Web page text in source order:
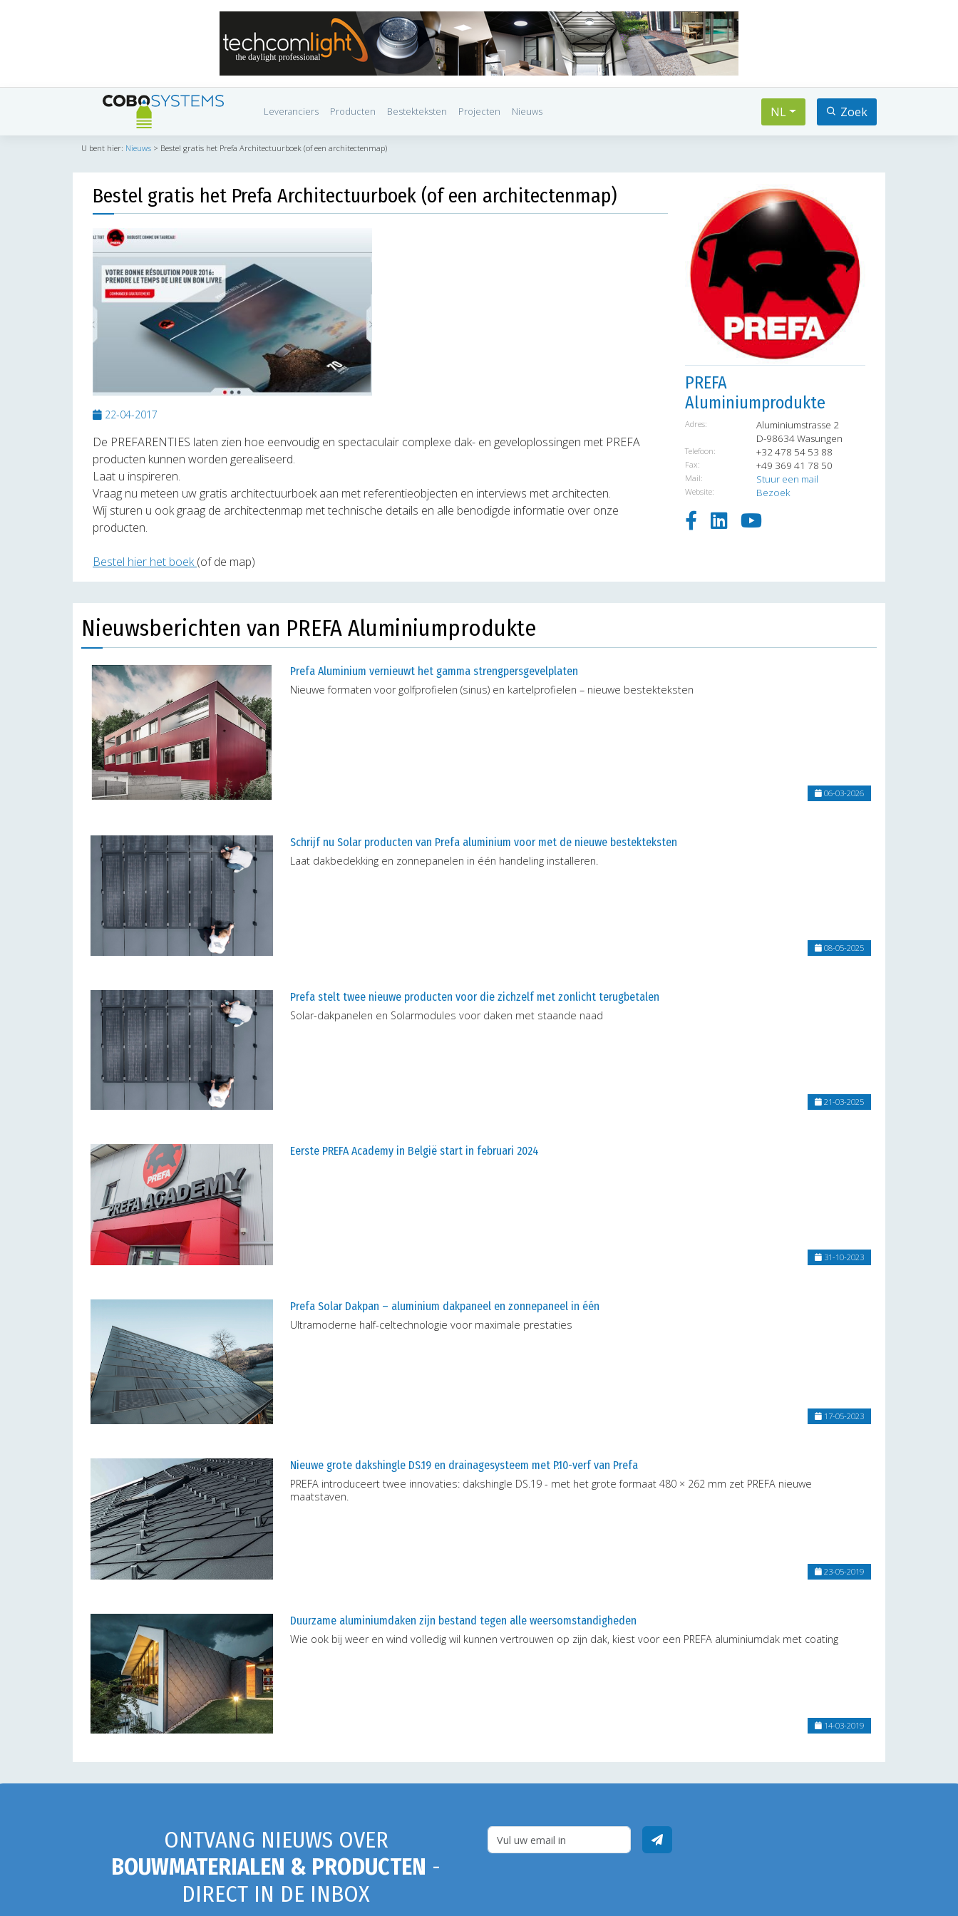
Leveranciers Producten Bestekteksten Projecten Nieuws NL Zoek
U bent hier: Nieuws > Bestel gratis het Prefa Architectuurboek (of een architectenmap)
Bestel gratis het Prefa Architectuurboek (of een architectenmap)
22-04-2017
De PREFARENTIES laten zien hoe eenvoudig en spectaculair complexe dak- en geveloplossingen met PREFA
producten kunnen worden gerealiseerd.
Laat u inspireren.
Vraag nu meteen uw gratis architectuurboek aan met referentieobjecten en interviews met architecten.
Wij sturen u ook graag de architectenmap met technische details en alle benodigde informatie over onze
producten.
Bestel hier het boek(of de map)
PREFA
Aluminiumprodukte
Adres:
Aluminiumstrasse 2
D-98634 Wasungen
Telefoon: +32 478 54 53 88
Fax: +49 369 41 78 50
Mail: Stuur een mail
Website: Bezoek
Nieuwsberichten van PREFA Aluminiumprodukte
Prefa Aluminium vernieuwt het gamma strengpersgevelplaten
Nieuwe formaten voor golfprofielen (sinus) en kartelprofielen – nieuwe bestekteksten
06-03-2026
Schrijf nu Solar producten van Prefa aluminium voor met de nieuwe bestekteksten
Laat dakbedekking en zonnepanelen in één handeling installeren.
08-05-2025
Prefa stelt twee nieuwe producten voor die zichzelf met zonlicht terugbetalen
Solar-dakpanelen en Solarmodules voor daken met staande naad
21-03-2025
Eerste PREFA Academy in België start in februari 2024
31-10-2023
Prefa Solar Dakpan – aluminium dakpaneel en zonnepaneel in één
Ultramoderne half-celtechnologie voor maximale prestaties
17-05-2023
Nieuwe grote dakshingle DS.19 en drainagesysteem met P.10-verf van Prefa
PREFA introduceert twee innovaties: dakshingle DS.19 - met het grote formaat 480 × 262 mm zet PREFA nieuwe
maatstaven.
23-05-2019
Duurzame aluminiumdaken zijn bestand tegen alle weersomstandigheden
Wie ook bij weer en wind volledig wil kunnen vertrouwen op zijn dak, kiest voor een PREFA aluminiumdak met coating
14-03-2019
ONTVANG NIEUWS OVER
BOUWMATERIALEN & PRODUCTEN -
DIRECT IN DE INBOX